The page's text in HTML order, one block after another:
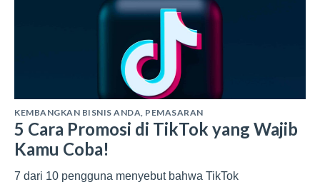
KEMBANGKAN BISNIS ANDA, PEMASARAN
5 Cara Promosi di TikTok yang Wajib
Kamu Coba!
7 dari 10 pengguna menyebut bahwa TikTok